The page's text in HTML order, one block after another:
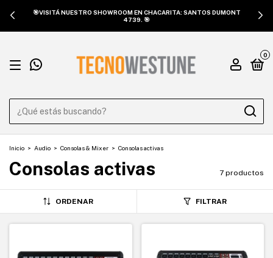
🎯VISITÁ NUESTRO SHOWROOM EN CHACARITA: SANTOS DUMONT
4739. 🎯
0
Inicio > Audio > Consolas & Mixer > Consolas activas
Consolas activas 7 productos
ORDENAR FILTRAR